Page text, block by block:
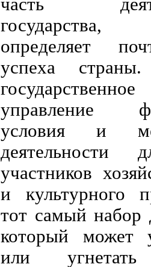
часть
государства,
определяет
успеха
государственное
управление
условия и
деятельности
участников
и культурного
тот самый набор
который может
или